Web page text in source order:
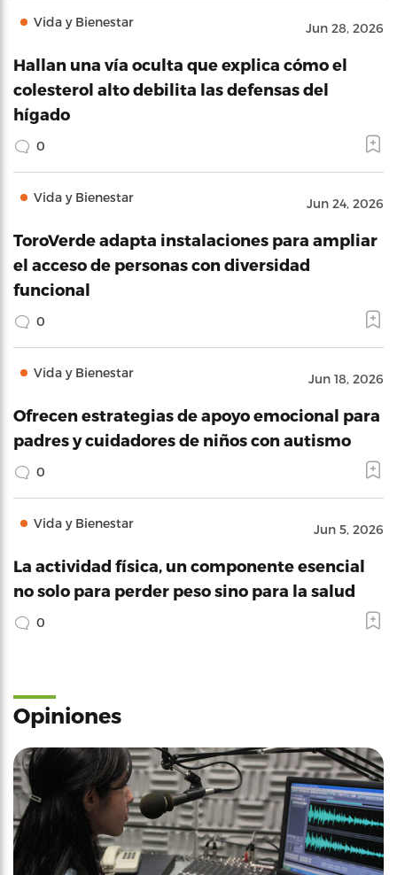
Vida y Bienestar Jun 28, 2026
Hallan una vía oculta que explica cómo el
colesterol alto debilita las defensas del
hígado
0
Vida y Bienestar Jun 24, 2026
ToroVerde adapta instalaciones para ampliar
el acceso de personas con diversidad
funcional
0
Vida y Bienestar Jun 18, 2026
Ofrecen estrategias de apoyo emocional para
padres y cuidadores de niños con autismo
0
Vida y Bienestar Jun 5, 2026
La actividad física, un componente esencial
no solo para perder peso sino para la salud
0
Opiniones